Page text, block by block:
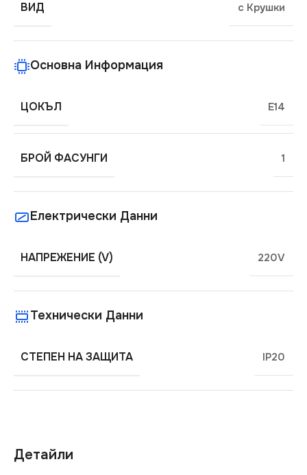
Детайли
ВИД с Крушки
Основна Информация
ЦОКЪЛ E14
БРОЙ ФАСУНГИ 1
Електрически Данни
НАПРЕЖЕНИЕ (V) 220V
Технически Данни
СТЕПЕН НА ЗАЩИТА IP20